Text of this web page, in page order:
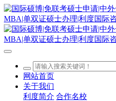
网站首页
关于我们
利度简介 合作名校